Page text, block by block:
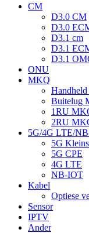
CM
D3.0 CM
D3.0
D3.1 cm
D3.1
D3.1
ONU
MKQ
Buitelug
1RU
2RU
5G/4G LTE/
5G
5G CPE
4G LTE
NB-IOT
Kabel
Optiese
Sensor
IPTV
Ander